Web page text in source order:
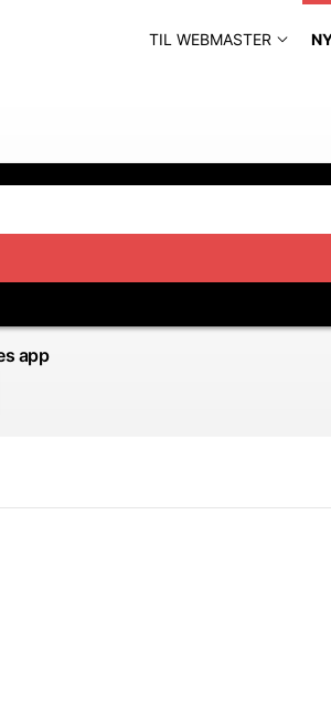
TIL WEBMASTER
app